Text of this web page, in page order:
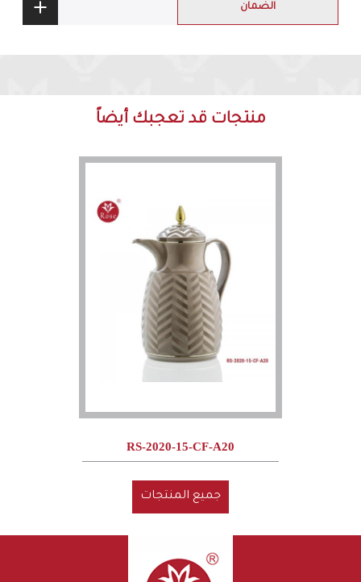
الضمان
منتجات قد تعجبك أيضاً
RS-2020-15-CF-A20
جميع المنتجات